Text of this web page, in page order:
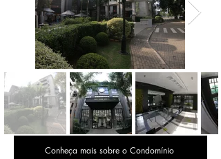
Conheça mais sobre o Condomínio